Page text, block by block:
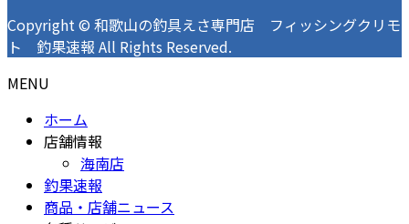
Copyright © 和歌山の釣具えさ専門店 フィッシングクリモ
ト 釣果速報 All Rights Reserved.
MENU
ホーム
店舗情報
海南店
釣果速報
商品・店舗ニュース